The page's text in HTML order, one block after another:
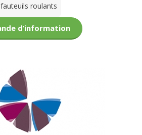
roulants
d’information